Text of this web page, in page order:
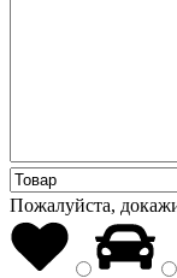
Пожалуйста,